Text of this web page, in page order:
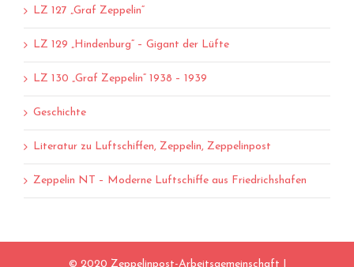
LZ 127 „Graf Zeppelin“
LZ 129 „Hindenburg“ – Gigant der Lüfte
LZ 130 „Graf Zeppelin“ 1938 – 1939
Geschichte
Literatur zu Luftschiffen, Zeppelin, Zeppelinpost
Zeppelin NT – Moderne Luftschiffe aus Friedrichshafen
© 2020 Zeppelinpost-Arbeitsgemeinschaft |